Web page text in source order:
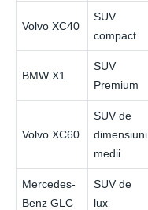
Volvo XC40
SUV
compact
BMW X1
SUV
Premium
Volvo XC60
SUV de
dimensiuni
medii
Mercedes-
Benz GLC
SUV de
lux